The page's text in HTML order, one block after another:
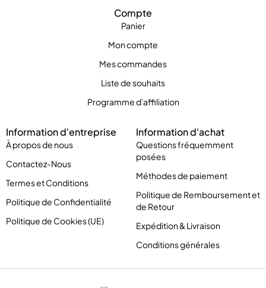
Compte
Panier
Mon compte
Mes commandes
Liste de souhaits
Programme d'affiliation
Information d'entreprise
À propos de nous
Contactez-Nous
Termes et Conditions
Politique de Confidentialité
Politique de Cookies (UE)
Information d'achat
Questions fréquemment
posées
Méthodes de paiement
Politique de Remboursement et
de Retour
Expédition & Livraison
Conditions générales